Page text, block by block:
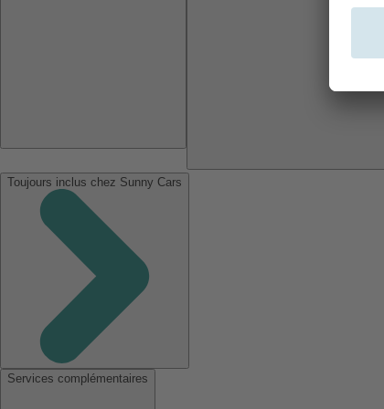
Toujours inclus chez Sunny Cars
Services complémentaires